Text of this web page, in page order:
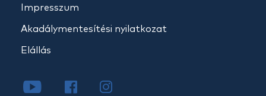
Impresszum
Akadálymentesítési nyilatkozat
Elállás